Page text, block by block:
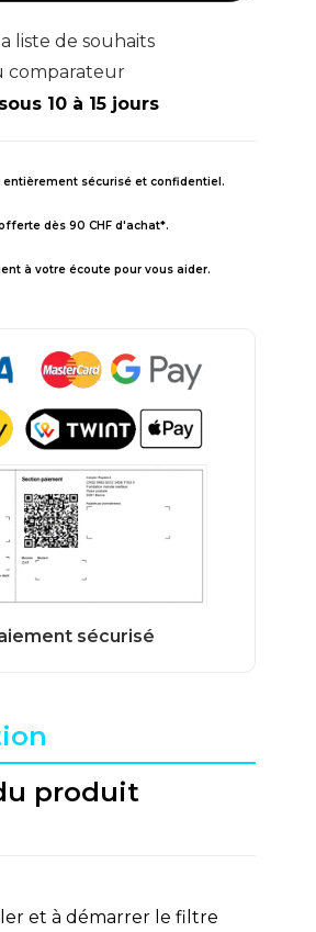
liste de souhaits
comparateur
10 à 15 jours
sécurisé et confidentiel.
dès 90 CHF d'achat*.
à votre écoute pour vous aider.
produit
et à démarrer le filtre